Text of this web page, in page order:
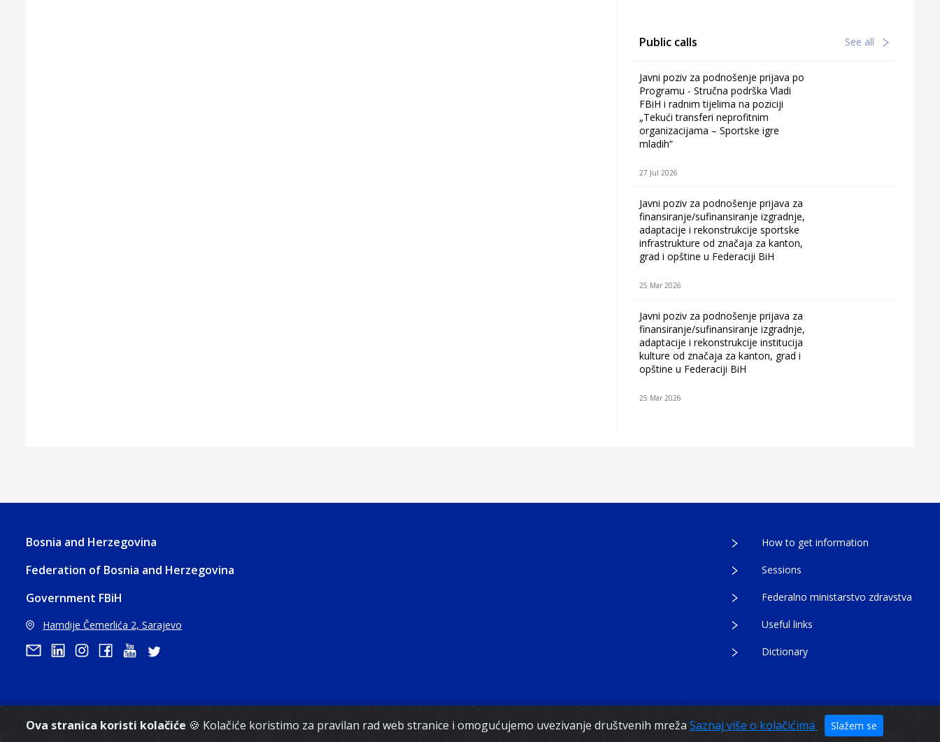
Ova stranica koristi kolačiće 🍪 Kolačiće koristimo za pravilan rad web stranice i omogućujemo uvezivanje društvenih mreža Saznaj više o kolačićima Slažem se
Public calls See all
Javni poziv za podnošenje prijava po
Programu - Stručna podrška Vladi
FBiH i radnim tijelima na poziciji
„Tekući transferi neprofitnim
organizacijama – Sportske igre
mladih“
27 Jul 2026
Javni poziv za podnošenje prijava za
finansiranje/sufinansiranje izgradnje,
adaptacije i rekonstrukcije sportske
infrastrukture od značaja za kanton,
grad i opštine u Federaciji BiH
25 Mar 2026
Javni poziv za podnošenje prijava za
finansiranje/sufinansiranje izgradnje,
adaptacije i rekonstrukcije institucija
kulture od značaja za kanton, grad i
opštine u Federaciji BiH
25 Mar 2026
Bosnia and Herzegovina
Federation of Bosnia and Herzegovina
Government FBiH
Hamdije Čemerlića 2, Sarajevo
How to get information
Sessions
Federalno ministarstvo zdravstva
Useful links
Dictionary
Copyright 2021. Government of Federation of Bosnia and Herzegovina